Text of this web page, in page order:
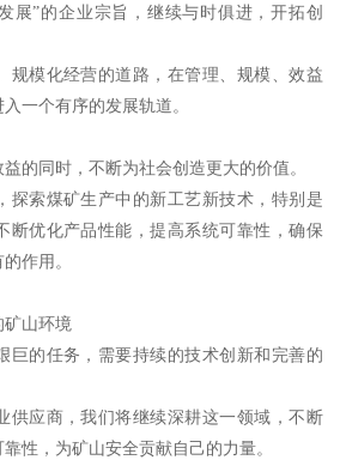
展”的企业宗旨，继续与时俱进，开拓创
规模化经营的道路，在管理、规模、效益
一个有序的发展轨道。
的同时，不断为社会创造更大的价值。
探索煤矿生产中的新工艺新技术，特别是
断优化产品性能，提高系统可靠性，确保
作用。
山环境
巨的任务，需要持续的技术创新和完善的
供应商，我们将继续深耕这一领域，不断
性，为矿山安全贡献自己的力量。